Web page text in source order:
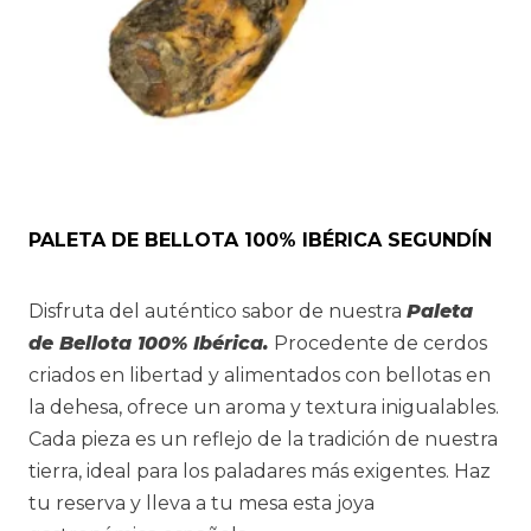
PALETA DE BELLOTA 100% IBÉRICA SEGUNDÍN
Disfruta del auténtico sabor de nuestra Paleta
de Bellota 100% Ibérica. Procedente de cerdos
criados en libertad y alimentados con bellotas en
la dehesa, ofrece un aroma y textura inigualables.
Cada pieza es un reflejo de la tradición de nuestra
tierra, ideal para los paladares más exigentes. Haz
tu reserva y lleva a tu mesa esta joya